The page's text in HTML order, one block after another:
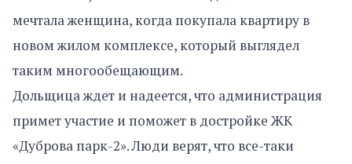
мечтала женщина, когда покупала квартиру в
новом жилом комплексе, который выглядел
таким многообещающим.
Дольщица ждет и надеется, что администрация
примет участие и поможет в достройке ЖК
«Дуброва парк-2». Люди верят, что все-таки